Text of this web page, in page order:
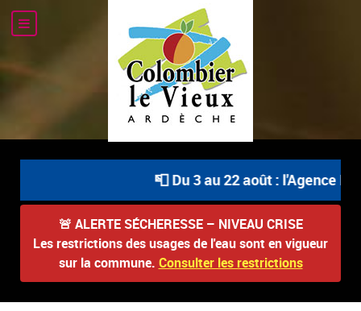
📮 Du 3 au 22 août : l'Agence
🚨 ALERTE SÉCHERESSE – NIVEAU CRISE
Les restrictions des usages de l'eau sont en vigueur
sur la commune. Consulter les restrictions